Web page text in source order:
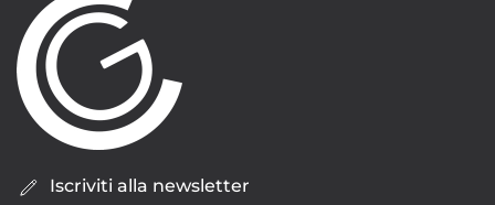
Iscriviti alla newsletter